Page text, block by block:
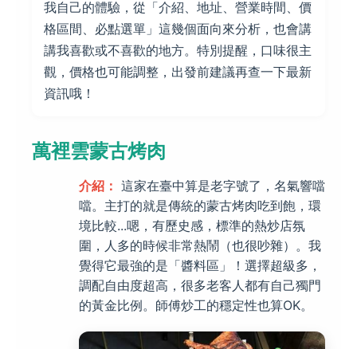
我自己的體驗，從「介紹、地址、營業時間、價
格區間、必點選單」這幾個面向來分析，也會講
講我喜歡或不喜歡的地方。特別提醒，口味很主
觀，價格也可能調整，出發前建議再查一下最新
資訊哦！
萬裡雲蒙古烤肉
介紹： 這家在臺中算是老字號了，名氣響噹
噹。主打的就是傳統的蒙古烤肉吃到飽，環
境比較...嗯，有歷史感，標準的熱炒店氛
圍，人多的時候非常熱鬧（也很吵雜）。我
覺得它最強的是「醬料區」！選擇超級多，
調配自由度超高，很多老客人都有自己獨門
的黃金比例。師傅炒工的穩定性也算OK。